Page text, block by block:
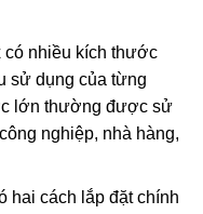
có nhiều kích thước
sử dụng của từng
lớn thường được sử
nghiệp, nhà hàng,
hai cách lắp đặt chính